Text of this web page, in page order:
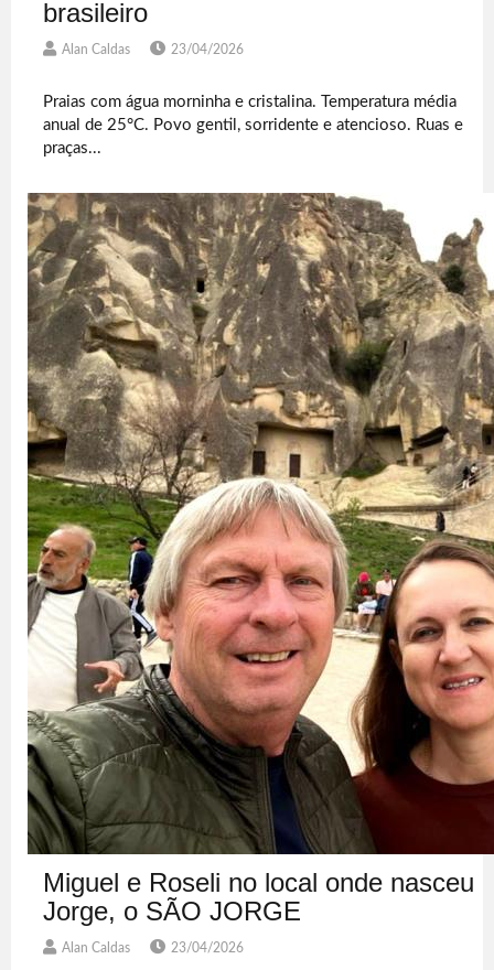
brasileiro
Alan Caldas 23/04/2026
Praias com água morninha e cristalina. Temperatura média
anual de 25°C. Povo gentil, sorridente e atencioso. Ruas e
praças...
Miguel e Roseli no local onde nasceu
Jorge, o SÃO JORGE
Alan Caldas 23/04/2026